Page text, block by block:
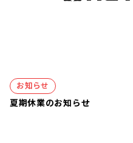
お知らせ
夏期休業のお知らせ